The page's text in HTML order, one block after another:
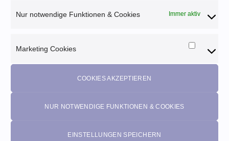
Nur notwendige Funktionen & Cookies Immer aktiv
Marketing Cookies
Cookies
COOKIES AKZEPTIEREN
NUR NOTWENDIGE FUNKTIONEN & COOKIES
EINSTELLUNGEN SPEICHERN
Musselin Double Gauze unifarben
1,29EUR/ 10 cm)
Musselin Double Gauze ♡ terra